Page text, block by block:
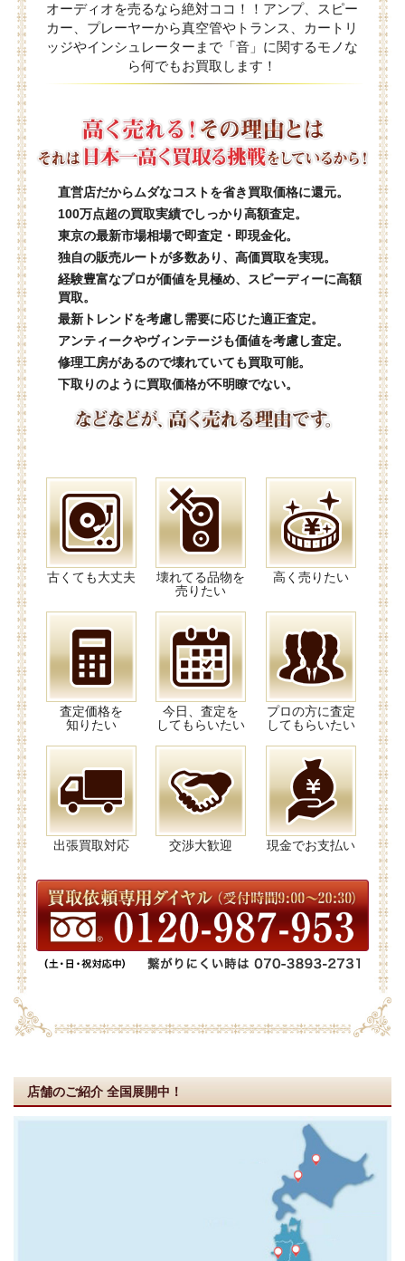
オーディオを売るなら絶対ココ！！アンプ、スピー
カー、プレーヤーから真空管やトランス、カートリ
ッジやインシュレーターまで「音」に関するモノな
ら何でもお買取します！
直営店だからムダなコストを省き買取価格に還元。
100万点超の買取実績でしっかり高額査定。
東京の最新市場相場で即査定・即現金化。
独自の販売ルートが多数あり、高価買取を実現。
経験豊富なプロが価値を見極め、スピーディーに高額
買取。
最新トレンドを考慮し需要に応じた適正査定。
アンティークやヴィンテージも価値を考慮し査定。
修理工房があるので壊れていても買取可能。
下取りのように買取価格が不明瞭でない。
古くても大丈夫
壊れてる品物を
売りたい
高く売りたい
査定価格を
知りたい
今日、査定を
してもらいたい
プロの方に査定
してもらいたい
出張買取対応 交渉大歓迎 現金でお支払い
店舗のご紹介 全国展開中！